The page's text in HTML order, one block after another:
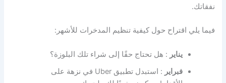
نفقاتك.
فيما يلي اقتراح حول كيفية تنظيم المدخرات للأشهر:
يناير : هل تحتاج حقًا إلى شراء تلك البلوزة؟
فبراير
: استبدل تطبيق Uber في نزهة على